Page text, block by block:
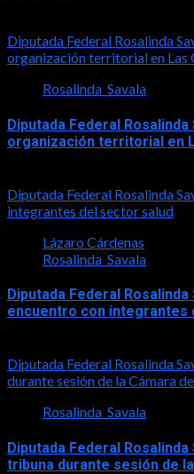
Diputada Federal Rosalinda
organización territorial en Las
Rosalinda_Savala
Diputada Federal
organización territorial en
Diputada Federal Rosalinda
integrantes del sector salud
Lázaro Cárdenas
Rosalinda_Savala
Diputada Federal
encuentro con integrantes
Diputada Federal Rosalinda
durante sesión de la Cámara
Rosalinda_Savala
Diputada Federal
tribuna durante sesión de